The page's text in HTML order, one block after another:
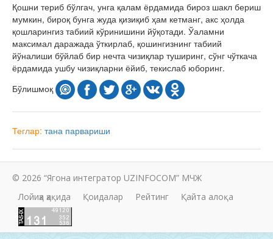
Қошни териб бўлгач, унга қалам ёрдамида бироз шакл бериш
мумкин, бироқ бунга жуда қизиқиб ҳам кетманг, акс ҳолда
қошларингиз табиий кўринишини йўқотади. Ўаламни
максимал даражада ўткирлаб, қошингизнинг табиий
йўналиши бўйлаб бир нечта чизиқлар туширинг, сўнг чўткача
ёрдамида ушбу чизиқларни ёйиб, текислаб юборинг.
Бўлишмоқ
Теглар: тана парвариши
© 2026 “Ягона интегратор UZINFOCOM” МЧЖ
Лойиҳа ҳақида
Қоидалар Рейтинг Қайта алоқа